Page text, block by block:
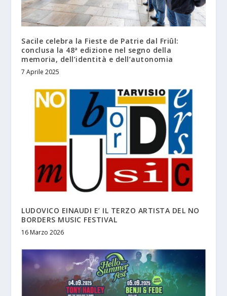
Sacile celebra la Fieste de Patrie dal Friûl:
conclusa la 48ª edizione nel segno della
memoria, dell’identità e dell’autonomia
7 Aprile 2025
LUDOVICO EINAUDI E’ IL TERZO ARTISTA DEL NO
BORDERS MUSIC FESTIVAL
16 Marzo 2026